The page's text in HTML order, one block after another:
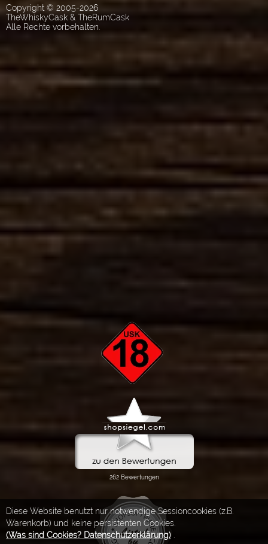
Diese Website benutzt nur notwendige Sessioncookies (z.B.
Warenkorb) und keine persistenten Cookies.
(Was sind Cookies? Datenschutzerklärung)
Copyright © 2005-2026
TheWhiskyCask & TheRumCask
Alle Rechte vorbehalten.